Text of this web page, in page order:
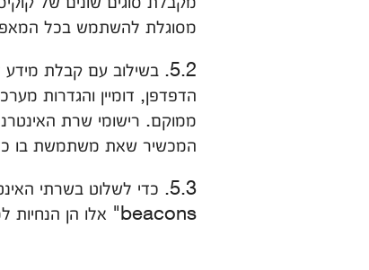
מסוגלת להשתמש בכל
5.2. בשילוב עם קבלת
הדפדפן, דומיין והגדרות
המכשיר שאת משתמשת בו
beacons" אלו הן הנחיות למחשב אשר מקשרות את דפי האינטרנט לשרתי אינטרנט מסוימים ולקוקיס שלהם.